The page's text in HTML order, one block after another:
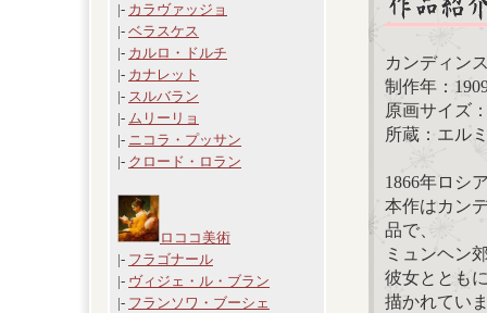
|- カラヴァッジョ
|- ベラスケス
|- カルロ・ドルチ
|- カナレット
|- スルバラン
|- ムリーリョ
|- ニコラ・プッサン
|- クロード・ロラン
ロココ美術
|- フラゴナール
|- ヴィジェ・ル・ブラン
|- フランソワ・ブーシェ
カンディン
制作年：
原画サイズ
所蔵：エル
1866年ロシ
本作はカン
品で、
ミュンヘン
彼女ととも
描かれてい